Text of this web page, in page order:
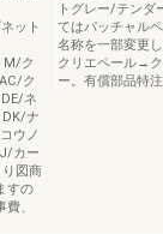
ット
M/ク
ク
ネ
DK/ナ
ウノ
カー
図商
すの
、
トグレー/テン
てはパッチャル
名称を一部変更
クリエペール→
ー。有償部品特